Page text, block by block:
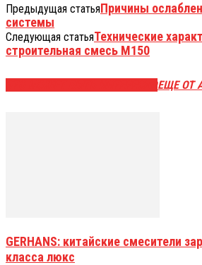
Предыдущая статьяПричины
системы
Следующая статьяТехнические
строительная смесь М150
ЕЩЕ ОТ
GERHANS: китайские смесители
класса люкс